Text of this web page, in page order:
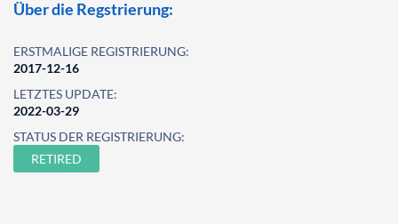
Über die Regstrierung:
ERSTMALIGE REGISTRIERUNG:
2017-12-16
LETZTES UPDATE:
2022-03-29
STATUS DER REGISTRIERUNG:
RETIRED